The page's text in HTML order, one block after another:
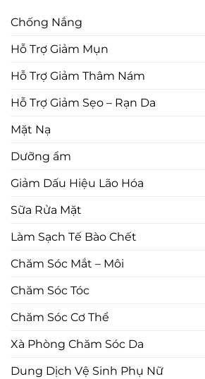
Chống Nắng
Hỗ Trợ Giảm Mụn
Hỗ Trợ Giảm Thâm Nám
Hỗ Trợ Giảm Sẹo – Rạn Da
Mặt Nạ
Dưỡng ẩm
Giảm Dấu Hiệu Lão Hóa
Sữa Rửa Mặt
Làm Sạch Tế Bào Chết
Chăm Sóc Mắt – Môi
Chăm Sóc Tóc
Chăm Sóc Cơ Thể
Xà Phòng Chăm Sóc Da
Dung Dịch Vệ Sinh Phụ Nữ